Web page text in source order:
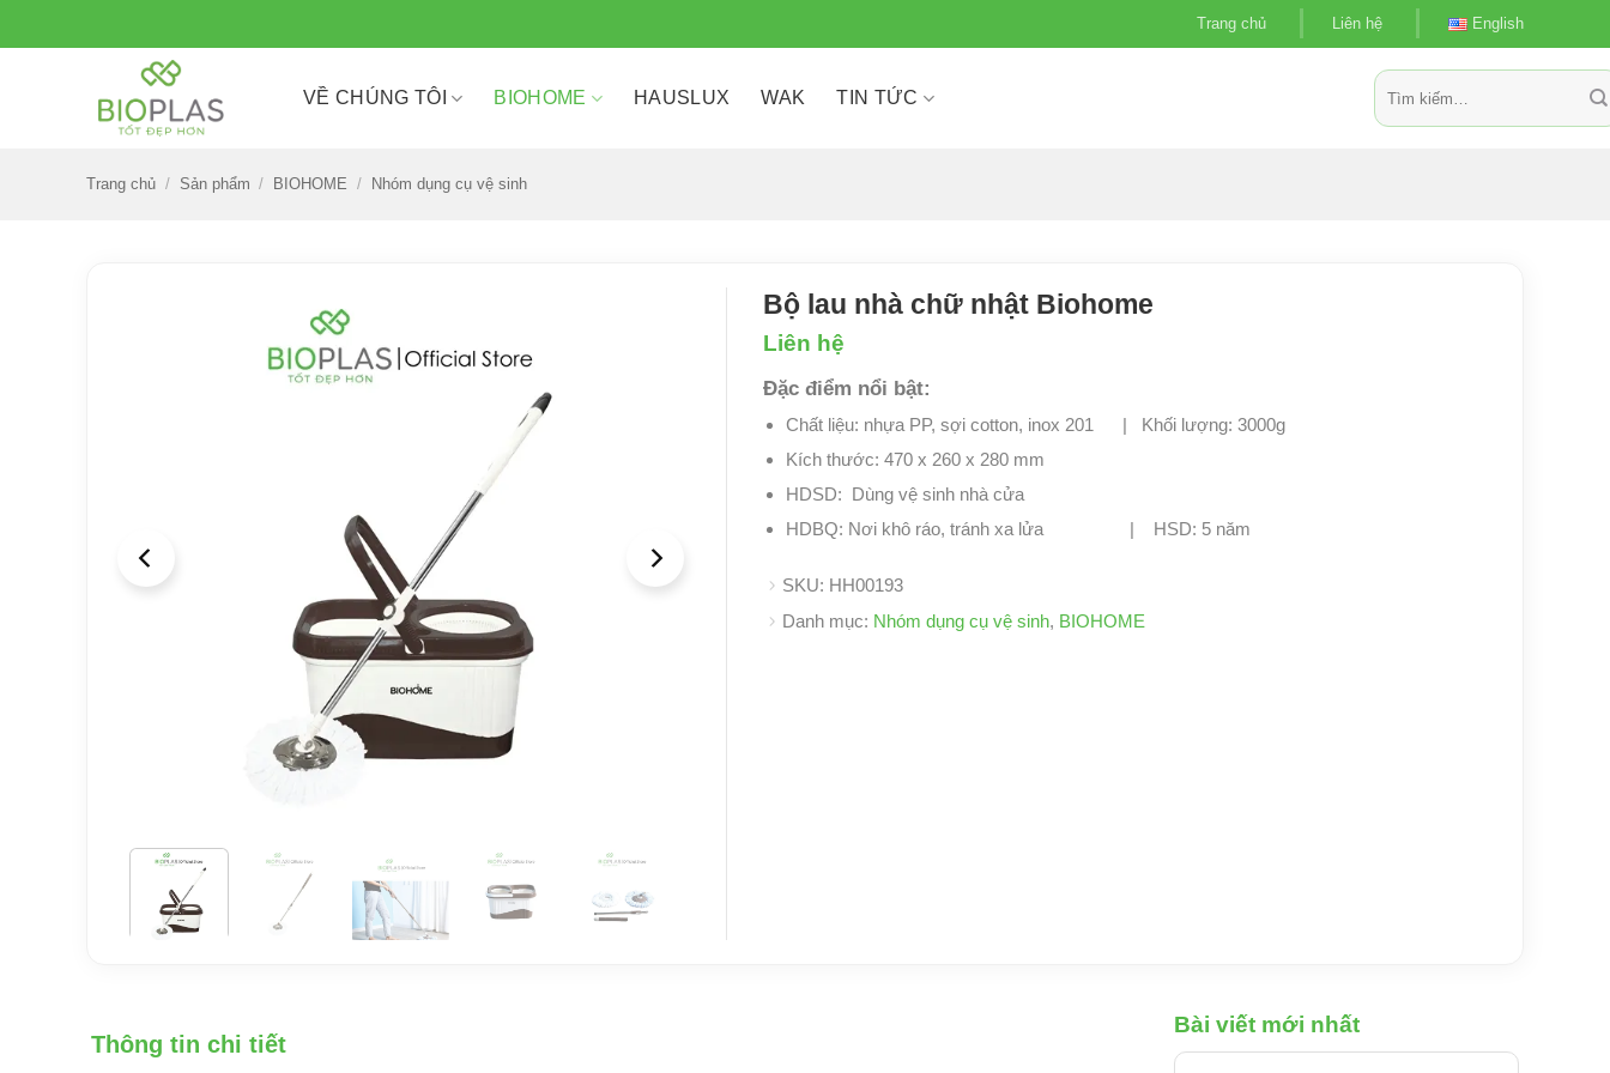
qua
Trang chủ Liên hệ English
VỀ CHÚNG TÔI BIOHOME HAUSLUX WAK TIN TỨC
Tìm
kiếm:
Trang chủ / Sản phẩm / BIOHOME / Nhóm dụng cụ vệ sinh
Bộ lau nhà chữ nhật Biohome
Liên hệ
Đặc điểm nổi bật:
Chất liệu: nhựa PP, sợi cotton, inox 201 | Khối lượng: 3000g
Kích thước: 470 x 260 x 280 mm
HDSD: Dùng vệ sinh nhà cửa
HDBQ: Nơi khô ráo, tránh xa lửa | HSD: 5 năm
SKU: HH00193
Danh mục: Nhóm dụng cụ vệ sinh, BIOHOME
Thông tin chi tiết
Bài viết mới nhất